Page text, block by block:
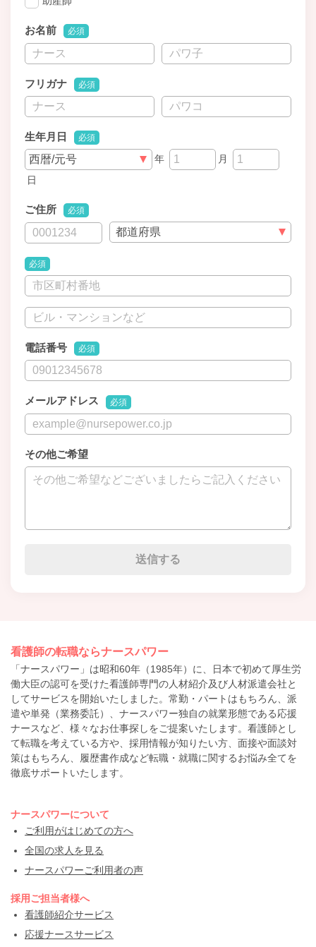
お名前 必須
フリガナ 必須
生年月日 必須
年
月
日
ご住所 必須
必須
電話番号 必須
メールアドレス 必須
その他ご希望
看護師の転職ならナースパワー
「ナースパワー」は昭和60年（1985年）に、日本で初めて厚生労
働大臣の認可を受けた看護師専門の人材紹介及び人材派遣会社と
してサービスを開始いたしました。常勤・パートはもちろん、派
遣や単発（業務委託）、ナースパワー独自の就業形態である応援
ナースなど、様々なお仕事探しをご提案いたします。看護師とし
て転職を考えている方や、採用情報が知りたい方、面接や面談対
策はもちろん、履歴書作成など転職・就職に関するお悩み全てを
徹底サポートいたします。
ナースパワーについて
ご利用がはじめての方へ
全国の求人を見る
ナースパワーご利用者の声
採用ご担当者様へ
看護師紹介サービス
応援ナースサービス